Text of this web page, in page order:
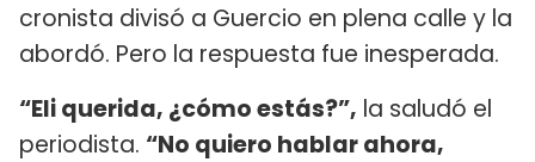
cronista divisó a Guercio en plena calle y la
abordó. Pero la respuesta fue inesperada.
“Eli querida, ¿cómo estás?”, la saludó el
periodista. “No quiero hablar ahora,